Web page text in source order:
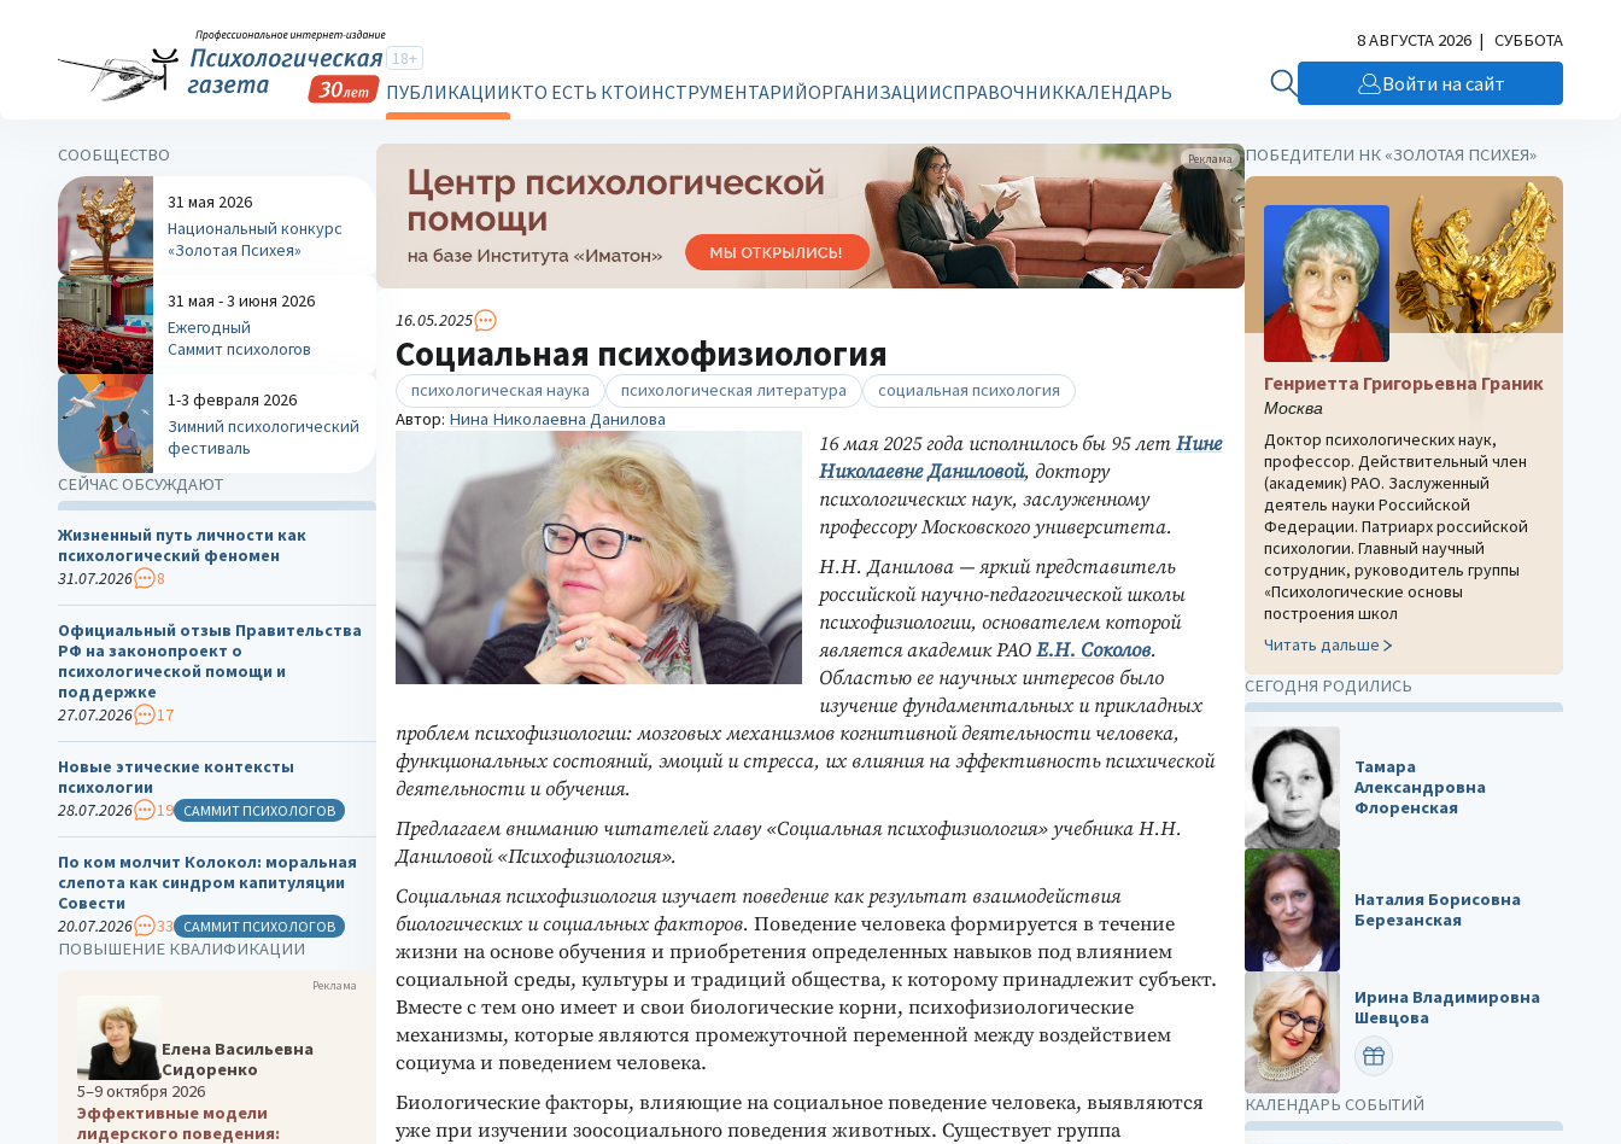
18+
ПУБЛИКАЦИИКТО ЕСТЬ КТОИНСТРУМЕНТАРИЙОРГАНИЗАЦИИСПРАВОЧНИККАЛЕНДАРЬ
8 АВГУСТА 2026 | СУББОТА
Войти на сайт
Реклама
16.05.2025
Социальная психофизиология
психологическая наука психологическая литература
социальная психология
Автор: Нина Николаевна Данилова
16 мая 2025 года исполнилось бы 95 летНине
Николаевне Даниловой, доктору
психологических наук, заслуженному
профессору Московского университета.
Н.Н. Данилова — яркий представитель
российской научно-педагогической школы
психофизиологии, основателем которой
является академик РАОЕ.Н. Соколов.
Областью ее научных интересов было
изучение фундаментальных и прикладных
проблем психофизиологии: мозговых механизмов когнитивной деятельности человека,
функциональных состояний, эмоций и стресса, их влияния на эффективность психической
деятельности и обучения.
Предлагаем вниманию читателей главу «Социальная психофизиология» учебника Н.Н.
Даниловой «Психофизиология».
Социальная психофизиология изучает поведение как результат взаимодействия
биологических и социальных факторов. Поведение человека формируется в течение
жизни на основе обучения и приобретения определенных навыков под влиянием
социальной среды, культуры и традиций общества, к которому принадлежит субъект.
Вместе с тем оно имеет и свои биологические корни, психофизиологические
механизмы, которые являются промежуточной переменной между воздействием
социума и поведением человека.
Биологические факторы, влияющие на социальное поведение человека, выявляются
уже при изучении зоосоциального поведения животных. Существует группа
СООБЩЕСТВО
31 мая 2026
Национальный конкурс
«Золотая Психея»
31 мая - 3 июня 2026
Ежегодный
Саммит психологов
1-3 февраля 2026
Зимний психологический
фестиваль
СЕЙЧАС ОБСУЖДАЮТ
Жизненный путь личности как
психологический феномен
31.07.2026
8
Официальный отзыв Правительства
РФ на законопроект о
психологической помощи и
поддержке
27.07.2026
17
Новые этические контексты
психологии
28.07.2026
19 САММИТ ПСИХОЛОГОВ
По ком молчит Колокол: моральная
слепота как синдром капитуляции
Совести
20.07.2026
33 САММИТ ПСИХОЛОГОВ
ПОВЫШЕНИЕ КВАЛИФИКАЦИИ
Реклама
Елена Васильевна
Сидоренко
5–9 октября 2026
Эффективные модели
лидерского поведения:
ПОБЕДИТЕЛИ НК «ЗОЛОТАЯ ПСИХЕЯ»
Генриетта Григорьевна Граник
Москва
Доктор психологических наук,
профессор. Действительный член
(академик) РАО. Заслуженный
деятель науки Российской
Федерации. Патриарх российской
психологии. Главный научный
сотрудник, руководитель группы
«Психологические основы
построения школ
Читать дальше
СЕГОДНЯ РОДИЛИСЬ
Тамара
Александровна
Флоренская
Наталия Борисовна
Березанская
Ирина Владимировна
Шевцова
ПОЗДРАВИТЬ
КАЛЕНДАРЬ СОБЫТИЙ